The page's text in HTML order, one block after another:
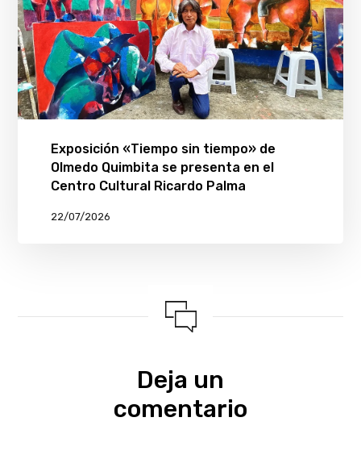
Exposición «Tiempo sin tiempo» de
Olmedo Quimbita se presenta en el
Centro Cultural Ricardo Palma
22/07/2026
Deja un
comentario